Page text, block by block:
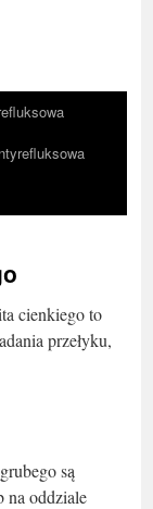
cienkiego to
przełyku,
są
na oddziale